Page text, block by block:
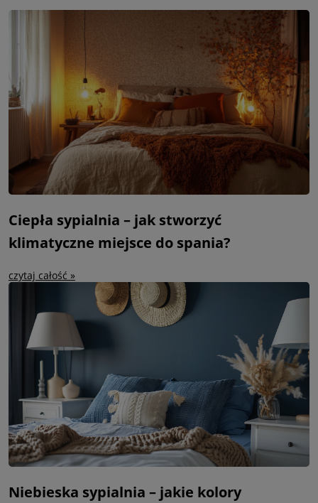
Ciepła sypialnia – jak stworzyć
klimatyczne miejsce do spania?
czytaj całość »
Niebieska sypialnia – jakie kolory